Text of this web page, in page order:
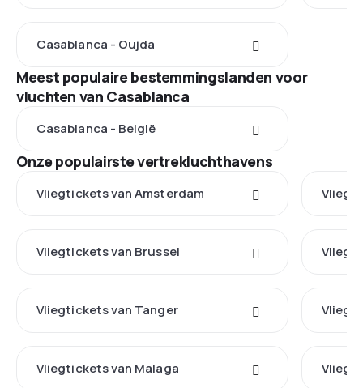
Casablanca - Oujda
Meest populaire bestemmingslanden voor
vluchten van Casablanca
Casablanca - België
Onze populairste vertrekluchthavens
Vliegtickets van Amsterdam
Vliegtickets van Brussel
Vliegtickets van Tanger
Vliegtickets van Malaga